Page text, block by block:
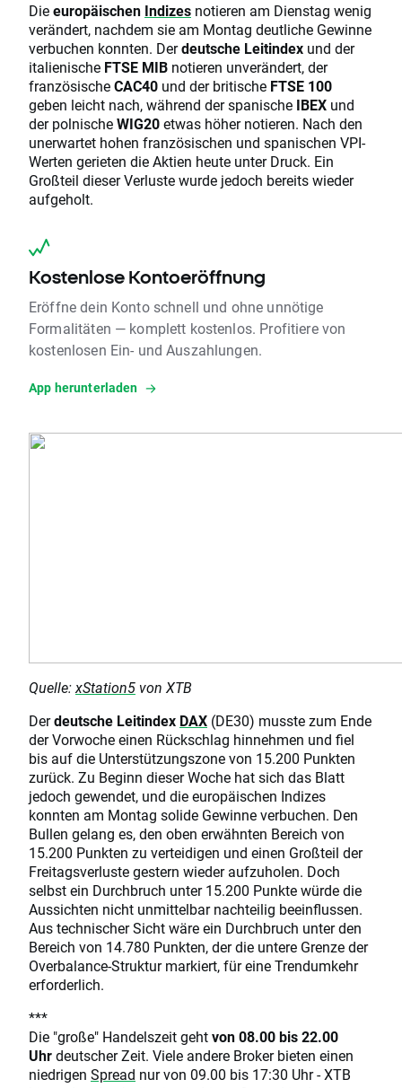
Dieeuropäischen Indizes notieren am Dienstag wenig
verändert, nachdem sie am Montag deutliche Gewinne
verbuchen konnten. Derdeutsche Leitindex und der
italienische FTSE MIB notieren unverändert, der
französischeCAC40 und der britische FTSE 100
geben leicht nach, während der spanische IBEX und
der polnischeWIG20etwas höher notieren. Nach den
unerwartet hohen französischen und spanischen VPI-
Werten gerieten die Aktien heute unter Druck. Ein
Großteil dieser Verluste wurde jedoch bereits wieder
aufgeholt.
Kostenlose Kontoeröffnung
Eröffne dein Konto schnell und ohne unnötige
Formalitäten — komplett kostenlos. Profitiere von
kostenlosen Ein- und Auszahlungen.
App herunterladen
Quelle:xStation5 von XTB
Derdeutsche Leitindex DAX (DE30) musste zum Ende
der Vorwoche einen Rückschlag hinnehmen und fiel
bis auf die Unterstützungszone von 15.200 Punkten
zurück. Zu Beginn dieser Woche hat sich das Blatt
jedoch gewendet, und die europäischen Indizes
konnten am Montag solide Gewinne verbuchen. Den
Bullen gelang es, den oben erwähnten Bereich von
15.200 Punkten zu verteidigen und einen Großteil der
Freitagsverluste gestern wieder aufzuholen. Doch
selbst ein Durchbruch unter 15.200 Punkte würde die
Aussichten nicht unmittelbar nachteilig beeinflussen.
Aus technischer Sicht wäre ein Durchbruch unter den
Bereich von 14.780 Punkten, der die untere Grenze der
Overbalance-Struktur markiert, für eine Trendumkehr
erforderlich.
***
Die "große" Handelszeit gehtvon 08.00 bis 22.00
Uhrdeutscher Zeit. Viele andere Broker bieten einen
niedrigen Spread nur von 09.00 bis 17:30 Uhr - XTB